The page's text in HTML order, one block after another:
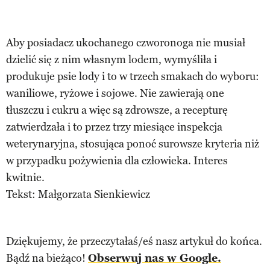
Aby posiadacz ukochanego czworonoga nie musiał
dzielić się z nim własnym lodem, wymyśliła i
produkuje psie lody i to w trzech smakach do wyboru:
waniliowe, ryżowe i sojowe. Nie zawierają one
tłuszczu i cukru a więc są zdrowsze, a recepturę
zatwierdzała i to przez trzy miesiące inspekcja
weterynaryjna, stosująca ponoć surowsze kryteria niż
w przypadku pożywienia dla człowieka. Interes
kwitnie.
Tekst: Małgorzata Sienkiewicz
Dziękujemy, że przeczytałaś/eś nasz artykuł do końca.
Bądź na bieżąco! Obserwuj nas w Google.